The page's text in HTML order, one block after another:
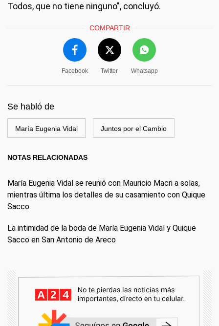
Todos, que no tiene ninguno", concluyó.
COMPARTIR
Facebook Twitter Whatsapp
Se habló de
María Eugenia Vidal Juntos por el Cambio
NOTAS RELACIONADAS
María Eugenia Vidal se reunió con Mauricio Macri a solas,
mientras última los detalles de su casamiento con Quique
Sacco
La intimidad de la boda de María Eugenia Vidal y Quique
Sacco en San Antonio de Areco